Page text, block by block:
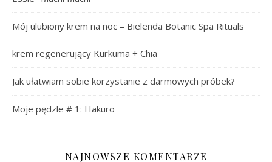
Mój ulubiony krem na noc – Bielenda Botanic Spa Rituals
krem regenerujący Kurkuma + Chia
Jak ułatwiam sobie korzystanie z darmowych próbek?
Moje pędzle # 1: Hakuro
NAJNOWSZE KOMENTARZE